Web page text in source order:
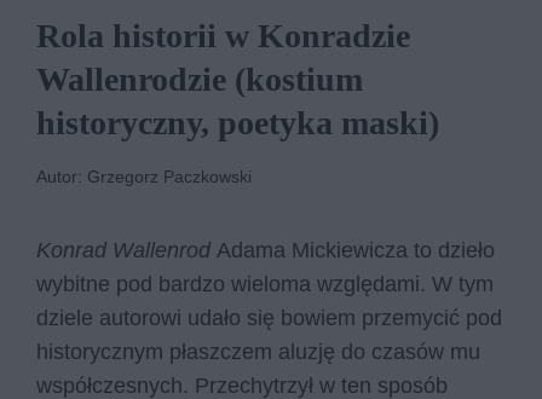
Rola historii w Konradzie
Wallenrodzie (kostium
historyczny, poetyka maski)
Autor: Grzegorz Paczkowski
Konrad Wallenrod Adama Mickiewicza to dzieło
wybitne pod bardzo wieloma względami. W tym
dziele autorowi udało się bowiem przemycić pod
historycznym płaszczem aluzję do czasów mu
współczesnych. Przechytrzył w ten sposób